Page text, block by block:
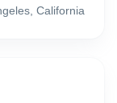
California